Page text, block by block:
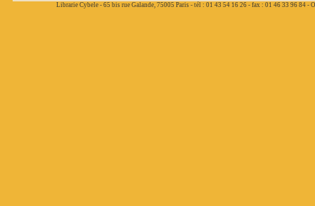
Librarie Cybele - 65 bis rue Galande, 75005 Paris - tél : 01 43 54 16 26 - fax : 01 46 33 96 84